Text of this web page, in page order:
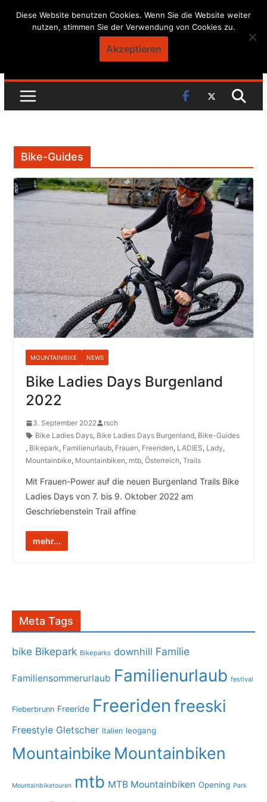
Skip
Bike-Guides
MOUNTAINBIKE NEWS
Bike Ladies Days Burgenland
2022
3. September 2022
rsch
Bike Ladies Days, Bike Ladies Days Burgenland, Bike-Guides
, Bikepark, Familienurlaub, Frauen, Freeriden, LADIES, Lady,
Mountainbike, Mountainbiken, mtb, Österreich, Trails
Mit Frauen-Power auf die neuen Burgenland Trails Bike
Ladies Days von 7. bis 9. Oktober 2022 am
Geschriebenstein Trail affine
mehr...
Meta Tags
bike Bikepark Bikeparks downhill Familie
Familiensommerurlaub Familienurlaub festival
Fieberbrunn Freeride Freeriden freeski
Freestyle Gletscher Italien leogang
Mountainbike Mountainbiken
Mountainbiketouren mtb MTB Mountainbiken Opening Park
Diese Website benutzen Cookies. Wenn Sie die Website weiter
nutzen, stimmen Sie der Verwendung von Cookies zu.
Akzeptieren